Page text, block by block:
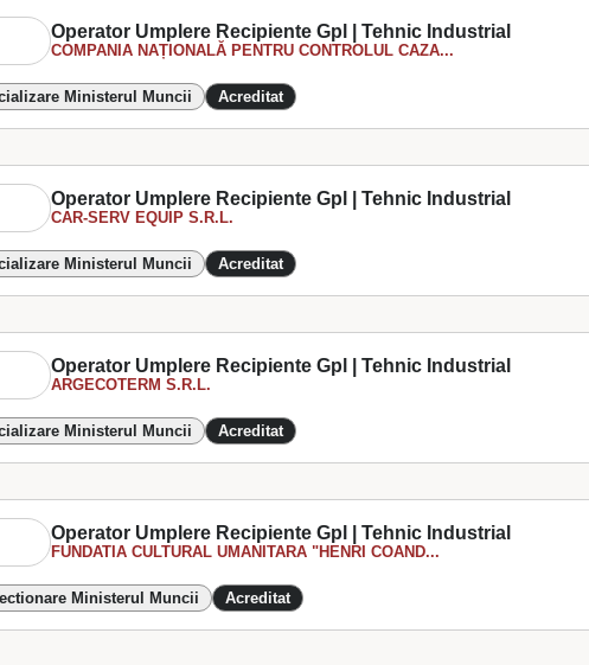
Operator Umplere Recipiente Gpl | Tehnic Industrial
COMPANIA NAȚIONALĂ PENTRU CONTROLUL CAZA...
Ministerul Muncii Acreditat
Operator Umplere Recipiente Gpl | Tehnic Industrial
CAR-SERV EQUIP S.R.L.
Ministerul Muncii Acreditat
Operator Umplere Recipiente Gpl | Tehnic Industrial
ARGECOTERM S.R.L.
Ministerul Muncii Acreditat
Operator Umplere Recipiente Gpl | Tehnic Industrial
FUNDATIA CULTURAL UMANITARA "HENRI COAND...
Ministerul Muncii Acreditat